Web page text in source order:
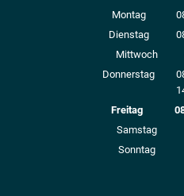
Montag
Dienstag
Mittwoch
Donnerstag
Freitag
Samstag
Sonntag